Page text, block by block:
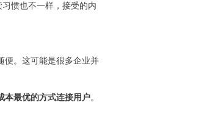
惯也不一样，接受的内
便。这可能是很多企业并
本最优的方式连接用户。